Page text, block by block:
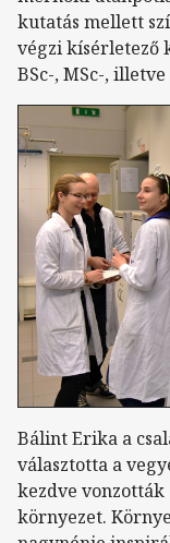
kutatás mellett
végzi kísérletező
BSc-, MSc-,
Bálint Erika a
választotta a
kezdve
környezet.